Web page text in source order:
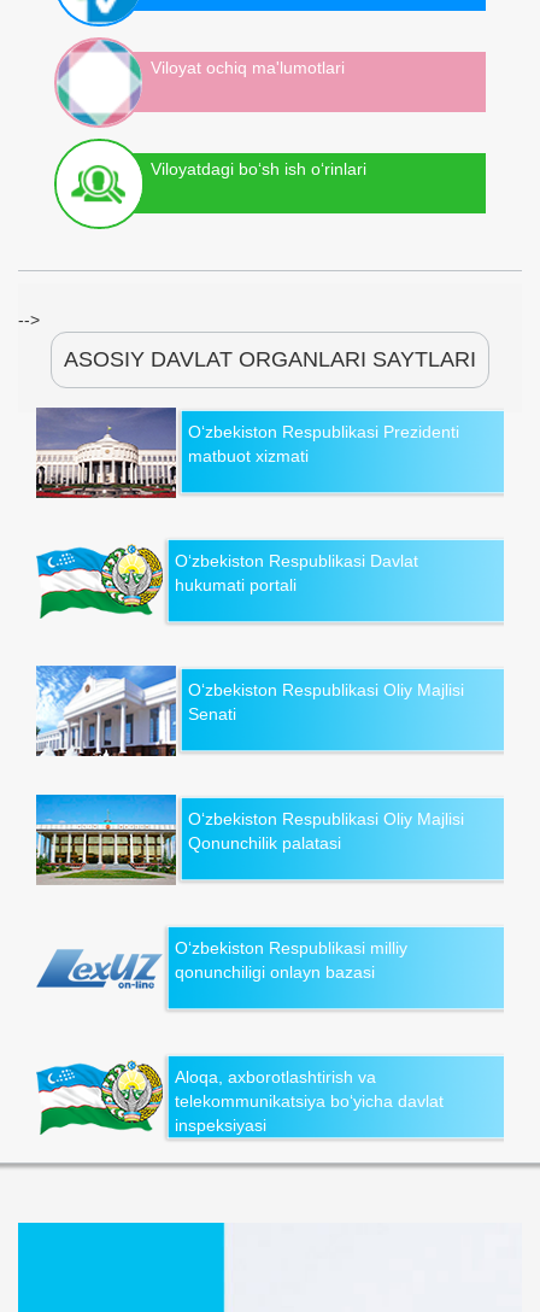
Viloyat ochiq ma'lumotlari
Viloyatdagi bo‘sh ish o‘rinlari
-->
ASOSIY DAVLAT ORGANLARI SAYTLARI
O‘zbekiston Respublikasi Prezidenti
matbuot xizmati
O‘zbekiston Respublikasi Davlat
hukumati portali
O‘zbekiston Respublikasi Oliy Majlisi
Senati
O‘zbekiston Respublikasi Oliy Majlisi
Qonunchilik palatasi
O‘zbekiston Respublikasi milliy
qonunchiligi onlayn bazasi
Aloqa, axborotlashtirish va
telekommunikatsiya bo‘yicha davlat
inspeksiyasi